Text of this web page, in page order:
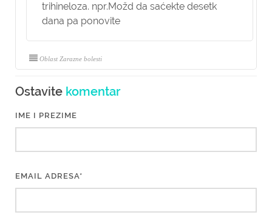
trihineloza. npr.Možd da saćekte desetk
dana pa ponovite
Oblast Zarazne bolesti
Ostavite komentar
IME I PREZIME
EMAIL ADRESA*